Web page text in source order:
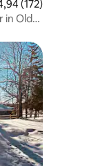
(172)
in Old